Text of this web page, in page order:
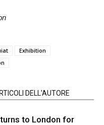
Exhibition
DELL'AUTORE
to London for